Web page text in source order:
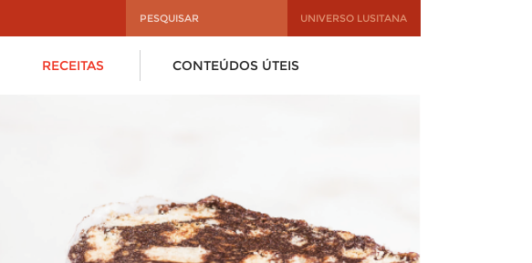
UNIVERSO LUSITANA
RECEITAS CONTEÚDOS ÚTEIS